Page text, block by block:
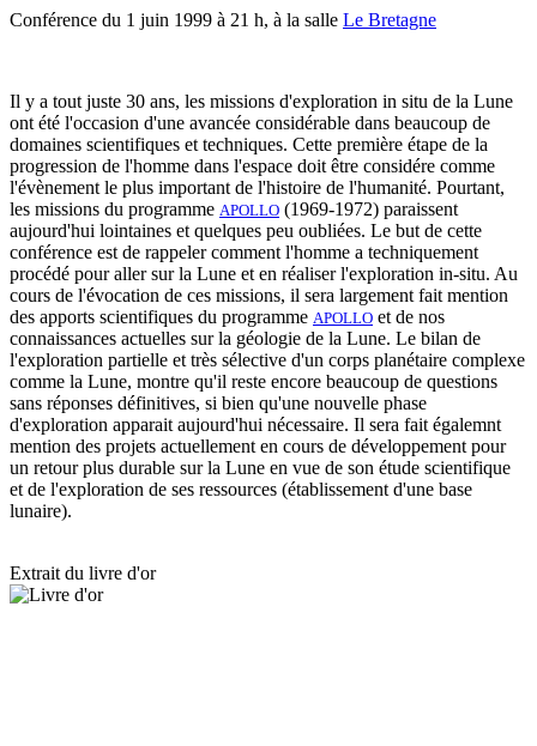
Conférence du 1 juin 1999 à 21 h, à la salle Le Bretagne
Il y a tout juste 30 ans, les missions d'exploration in situ de la Lune
ont été l'occasion d'une avancée considérable dans beaucoup de
domaines scientifiques et techniques. Cette première étape de la
progression de l'homme dans l'espace doit être considére comme
l'évènement le plus important de l'histoire de l'humanité. Pourtant,
les missions du programme APOLLO (1969-1972) paraissent
aujourd'hui lointaines et quelques peu oubliées. Le but de cette
conférence est de rappeler comment l'homme a techniquement
procédé pour aller sur la Lune et en réaliser l'exploration in-situ. Au
cours de l'évocation de ces missions, il sera largement fait mention
des apports scientifiques du programme APOLLO et de nos
connaissances actuelles sur la géologie de la Lune. Le bilan de
l'exploration partielle et très sélective d'un corps planétaire complexe
comme la Lune, montre qu'il reste encore beaucoup de questions
sans réponses définitives, si bien qu'une nouvelle phase
d'exploration apparait aujourd'hui nécessaire. Il sera fait égalemnt
mention des projets actuellement en cours de développement pour
un retour plus durable sur la Lune en vue de son étude scientifique
et de l'exploration de ses ressources (établissement d'une base
lunaire).
Extrait du livre d'or